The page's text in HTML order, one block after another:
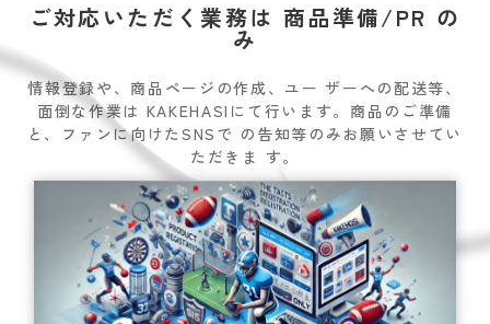
ご対応いただく業務は 商品準備/PR の
み
情報登録や、商品ページの作成、ユー ザーへの配送等、
面倒な作業は KAKEHASIにて行います。商品のご準備
と、ファンに向けたSNSで の告知等のみお願いさせてい
ただきま す。